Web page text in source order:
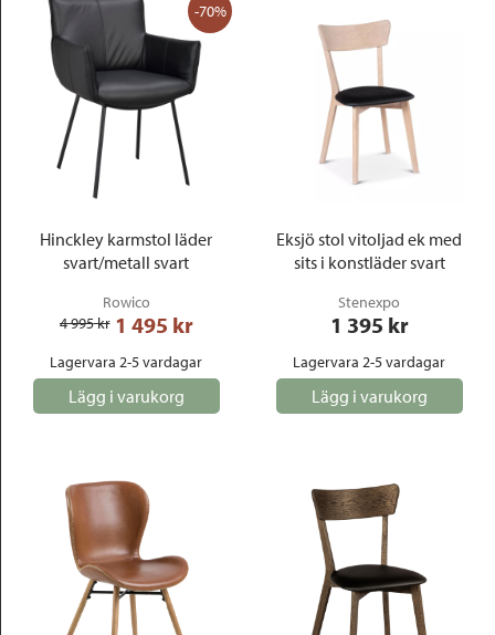
-70%
Hinckley karmstol läder
svart/metall svart
Rowico
4 995 kr 1 495 kr
Lagervara 2-5 vardagar
Lägg i varukorg
Eksjö stol vitoljad ek med
sits i konstläder svart
Stenexpo
1 395 kr
Lagervara 2-5 vardagar
Lägg i varukorg